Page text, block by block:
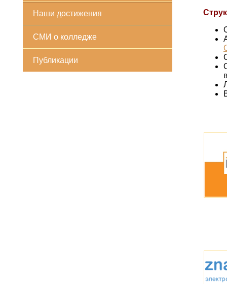
Наши достижения
СМИ о колледже
Публикации